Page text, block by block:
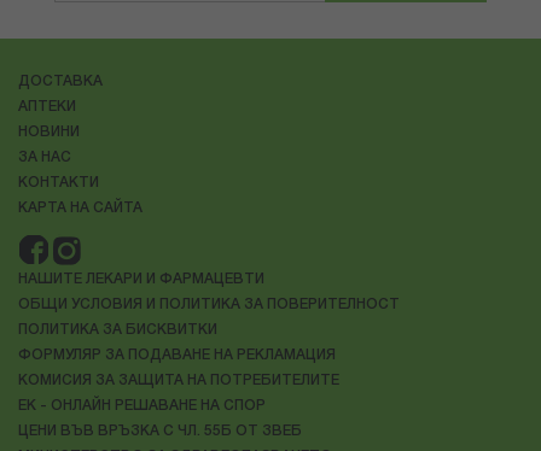
ДОСТАВКА
АПТЕКИ
НОВИНИ
ЗА НАС
КОНТАКТИ
КАРТА НА САЙТА
НАШИТЕ ЛЕКАРИ И ФАРМАЦЕВТИ
ОБЩИ УСЛОВИЯ И ПОЛИТИКА ЗА ПОВЕРИТЕЛНОСТ
ПОЛИТИКА ЗА БИСКВИТКИ
ФОРМУЛЯР ЗА ПОДАВАНЕ НА РЕКЛАМАЦИЯ
КОМИСИЯ ЗА ЗАЩИТА НА ПОТРЕБИТЕЛИТЕ
ЕК - ОНЛАЙН РЕШАВАНЕ НА СПОР
ЦЕНИ ВЪВ ВРЪЗКА С ЧЛ. 55Б ОТ ЗВЕБ